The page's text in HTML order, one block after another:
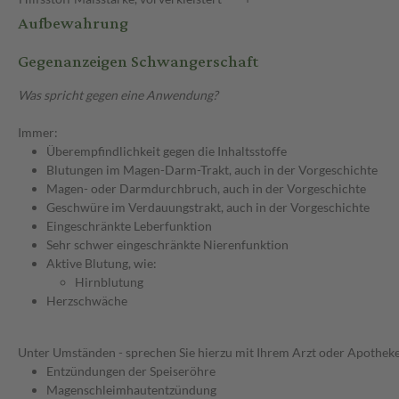
Aufbewahrung
Gegenanzeigen Schwangerschaft
Was spricht gegen eine Anwendung?
Immer:
Überempfindlichkeit gegen die Inhaltsstoffe
Blutungen im Magen-Darm-Trakt, auch in der Vorgeschichte
Magen- oder Darmdurchbruch, auch in der Vorgeschichte
Geschwüre im Verdauungstrakt, auch in der Vorgeschichte
Eingeschränkte Leberfunktion
Sehr schwer eingeschränkte Nierenfunktion
Aktive Blutung, wie:
Hirnblutung
Herzschwäche
Unter Umständen - sprechen Sie hierzu mit Ihrem Arzt oder
Entzündungen der Speiseröhre
Magenschleimhautentzündung